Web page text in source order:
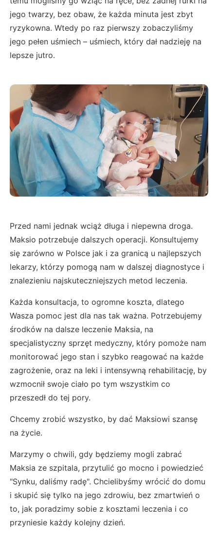
jego twarzy, bez obaw, że każda minuta jest zbyt
ryzykowna. Wtedy po raz pierwszy zobaczyliśmy
jego pełen uśmiech – uśmiech, który dał nadzieję na
lepsze jutro.
Przed nami jednak wciąż długa i niepewna droga.
Maksio potrzebuje dalszych operacji. Konsultujemy
się zarówno w Polsce jak i za granicą u najlepszych
lekarzy, którzy pomogą nam w dalszej diagnostyce i
znalezieniu najskuteczniejszych metod leczenia.
Każda konsultacja, to ogromne koszta, dlatego
Wasza pomoc jest dla nas tak ważna. Potrzebujemy
środków na dalsze leczenie Maksia, na
specjalistyczny sprzęt medyczny, który pomoże nam
monitorować jego stan i szybko reagować na każde
zagrożenie, oraz na leki i intensywną rehabilitację, by
wzmocnił swoje ciało po tym wszystkim co
przeszedł do tej pory.
Chcemy zrobić wszystko, by dać Maksiowi szansę
na życie.
Marzymy o chwili, gdy będziemy mogli zabrać
Maksia ze szpitala, przytulić go mocno i powiedzieć
"Synku, daliśmy radę". Chcielibyśmy wrócić do domu
i skupić się tylko na jego zdrowiu, bez zmartwień o
to, jak poradzimy sobie z kosztami leczenia i co
przyniesie każdy kolejny dzień.